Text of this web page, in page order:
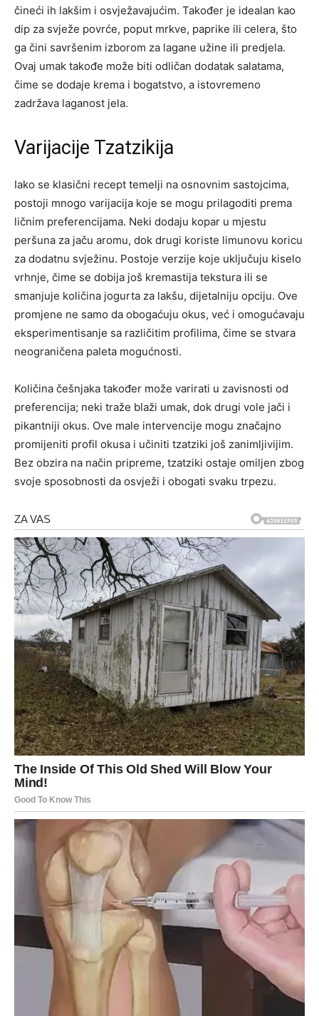
čineći ih lakšim i osvježavajućim. Također je idealan kao
dip za svježe povrće, poput mrkve, paprike ili celera, što
ga čini savršenim izborom za lagane užine ili predjela.
Ovaj umak takođe može biti odličan dodatak salatama,
čime se dodaje krema i bogatstvo, a istovremeno
zadržava laganost jela.
Varijacije Tzatzikija
Iako se klasični recept temelji na osnovnim sastojcima,
postoji mnogo varijacija koje se mogu prilagoditi prema
ličnim preferencijama. Neki dodaju kopar u mjestu
peršuna za jaču aromu, dok drugi koriste limunovu koricu
za dodatnu svježinu. Postoje verzije koje uključuju kiselo
vrhnje, čime se dobija još kremastija tekstura ili se
smanjuje količina jogurta za lakšu, dijetalniju opciju. Ove
promjene ne samo da obogaćuju okus, već i omogućavaju
eksperimentisanje sa različitim profilima, čime se stvara
neograničena paleta mogućnosti.
Količina češnjaka također može varirati u zavisnosti od
preferencija; neki traže blaži umak, dok drugi vole jači i
pikantniji okus. Ove male intervencije mogu značajno
promijeniti profil okusa i učiniti tzatziki još zanimljivijim.
Bez obzira na način pripreme, tzatziki ostaje omiljen zbog
svoje sposobnosti da osvježi i obogati svaku trpezu.